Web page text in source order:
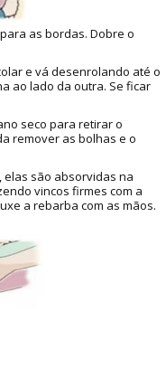
as bordas. Dobre o
e vá desenrolando até o
ao lado da outra. Se ficar
seco para retirar o
remover as bolhas e o
são absorvidas na
vincos firmes com a
a rebarba com as mãos.